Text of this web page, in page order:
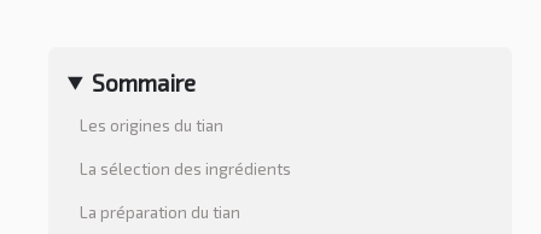
Sommaire
Les origines du tian
La sélection des ingrédients
La préparation du tian